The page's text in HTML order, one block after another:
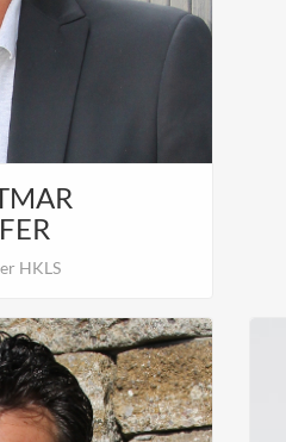
HKLS
für: Monitoring,